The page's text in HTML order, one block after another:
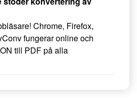
Chrome, Firefox,
fungerar online och
till PDF på alla